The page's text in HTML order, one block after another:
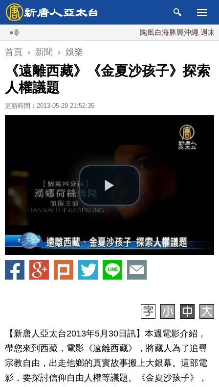
颱風白海豚襲沖繩 週末最近
首頁 › 新聞 › 娛樂
《遠離西藏》《金夏沙孩子》探索
人權議題
更新時間：2013-05-29 21:52:35
【新唐人亞太台2013年5月30日訊】本週電影介紹，
帶您來到西藏，電影《遠離西藏》，將藏人為了追尋
宗教自由，出走他鄉的真實故事搬上大銀幕。這部電
影，要探討信仰自由人權等議題。《金夏沙孩子》，